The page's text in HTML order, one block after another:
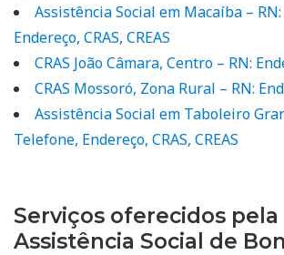
Assistência Social em Macaíba –
Endereço, CRAS, CREAS
CRAS João Câmara, Centro – RN:
CRAS Mossoró, Zona Rural – RN:
Assistência Social em Taboleiro
Telefone, Endereço, CRAS, CREAS
Serviços oferecidos pela
Assistência Social de